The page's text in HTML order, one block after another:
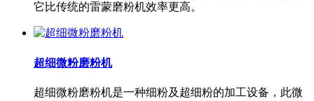
它比传统的雷蒙磨粉机效率更高。
超细微粉磨粉机
超细微粉磨粉机是一种细粉及超细粉的加工设备，此微